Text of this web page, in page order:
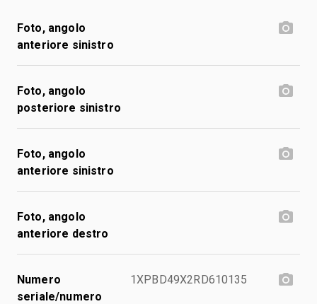
Foto, angolo
anteriore sinistro
Foto, angolo
posteriore sinistro
Foto, angolo
anteriore sinistro
Foto, angolo
anteriore destro
Numero
seriale/numero
1XPBD49X2RD610135